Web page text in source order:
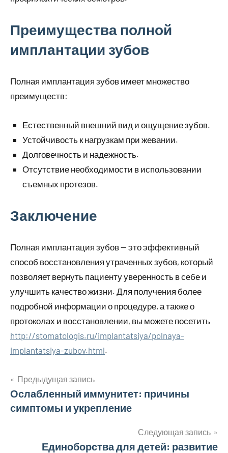
Преимущества полной
имплантации зубов
Полная имплантация зубов имеет множество
преимуществ:
Естественный внешний вид и ощущение зубов.
Устойчивость к нагрузкам при жевании.
Долговечность и надежность.
Отсутствие необходимости в использовании
съемных протезов.
Заключение
Полная имплантация зубов — это эффективный
способ восстановления утраченных зубов, который
позволяет вернуть пациенту уверенность в себе и
улучшить качество жизни. Для получения более
подробной информации о процедуре, а также о
протоколах и восстановлении, вы можете посетить
http://stomatologis.ru/implantatsiya/polnaya-
implantatsiya-zubov.html.
Навигация
по
Предыдущая запись
Ослабленный иммунитет: причины
симптомы и укрепление
Следующая запись
Единоборства для детей: развитие